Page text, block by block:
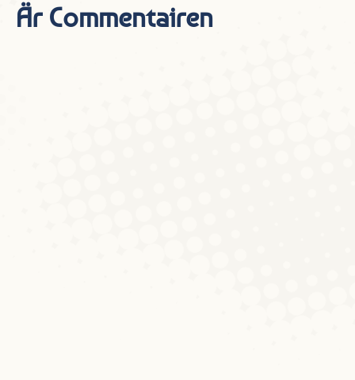
Är Commentairen